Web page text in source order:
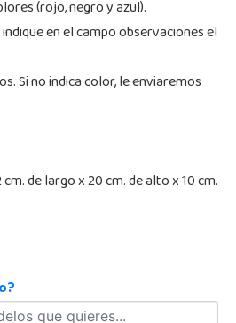
(rojo, negro y azul).
en el campo observaciones el
Si no indica color, le enviaremos
de largo x 20 cm. de alto x 10 cm.